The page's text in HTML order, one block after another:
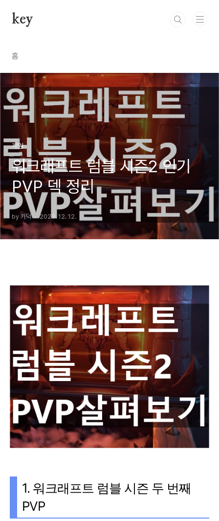
key
홈
게임
워크래프트 럼블 시즌2 인기
PVP 덱 정리
by 카덕 2023. 12. 12.
1. 워크래프트 럼블 시즌 두 번째
PVP